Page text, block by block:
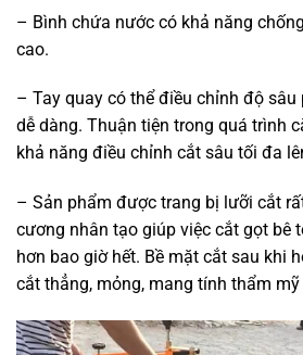
– Bình chứa nước có khả năng
cao.
– Tay quay có thể điều chỉnh độ
dễ dàng. Thuận tiện trong quá trình
khả năng điều chỉnh cắt sâu tối đa
– Sản phẩm được trang bị lưỡi cắt
cương nhân tạo giúp việc cắt gọt bê
hơn bao giờ hết. Bề mặt cắt sau khi
cắt thẳng, mỏng, mang tính thẩm mỹ